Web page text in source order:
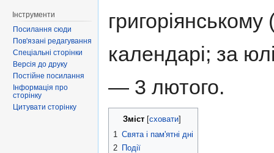
календарі; за
— 3 лютого.
Зміст [сховати]
1 Свята і пам'ятні дні
2 Події
Інструменти
Посилання сюди
Пов'язані редагування
Спеціальні сторінки
Версія до друку
Постійне посилання
Інформація про
сторінку
Цитувати сторінку